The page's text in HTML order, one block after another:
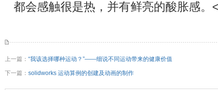
都会感触很是热，并有鲜亮的酸胀感。
上一篇： “我该选择哪种运动？”——细说不同运动带来的健康价值
下一篇： solidworks 运动算例的创建及动画的制作